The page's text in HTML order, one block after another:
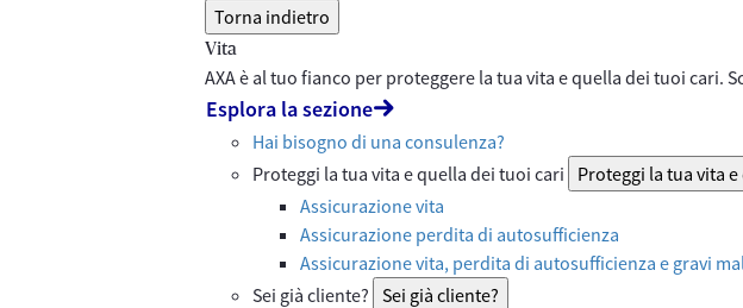
Torna indietro
Vita
AXA è al tuo fianco per proteggere la tua vita e quella dei tuoi cari.
Esplora la sezione
Hai bisogno di una consulenza?
Proteggi la tua vita e quella dei tuoi cari
Proteggi la tua vita
Assicurazione vita
Assicurazione perdita di autosufficienza
Assicurazione vita, perdita di autosufficienza e gravi
Sei già cliente? Sei già cliente?